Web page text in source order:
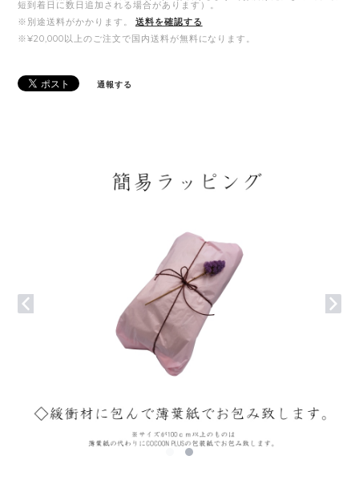
短到着日に数日追加される場合があります）。
※別途送料がかかります。
送料を確認する
※¥20,000以上のご注文で国内送料が無料になります。
通報する